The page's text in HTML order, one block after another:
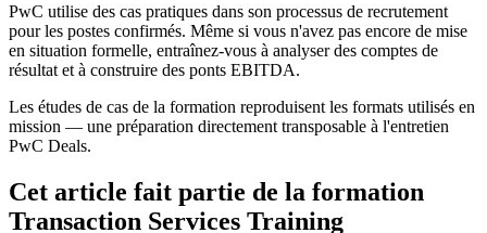
PwC utilise des cas pratiques dans son processus de recrutement
pour les postes confirmés. Même si vous n'avez pas encore de mise
en situation formelle, entraînez-vous à analyser des comptes de
résultat et à construire des ponts EBITDA.
Les études de cas de la formation reproduisent les formats utilisés en
mission — une préparation directement transposable à l'entretien
PwC Deals.
Cet article fait partie de la formation
Transaction Services Training